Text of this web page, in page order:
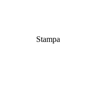
Stampa